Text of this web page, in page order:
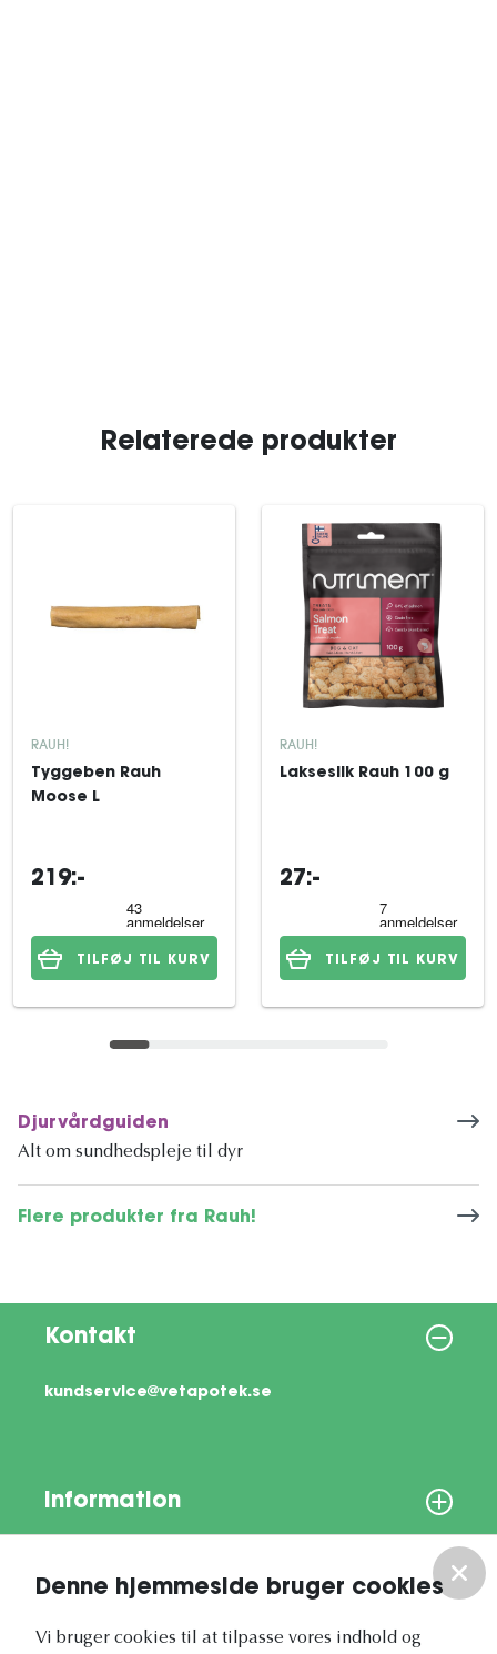
Denne hjemmeside bruger cookies
Vi bruger cookies til at tilpasse vores indhold og
Relaterede produkter
RAUH!
Tyggeben Rauh
Moose L
219:-
TILFØJ TIL KURV
RAUH!
Lakseslik Rauh 100 g
27:-
TILFØJ TIL KURV
Djurvårdguiden
Alt om sundhedspleje til dyr
Flere produkter fra Rauh!
Kontakt
kundservice@vetapotek.se
Information
Vores nyhedsbrev